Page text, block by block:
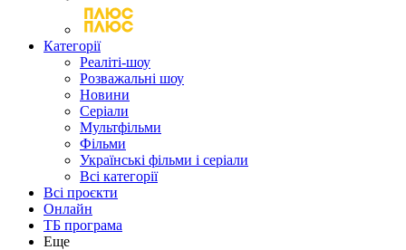
Категорії
Реаліті-шоу
Розважальні шоу
Новини
Серіали
Мультфільми
Фільми
Українські фільми і серіали
Всі категорії
Всі проєкти
Онлайн
ТБ програма
Еще